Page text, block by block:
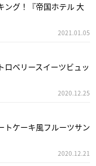
ング！『帝国ホテル 大
2021.01.05
ロベリースイーツビュッ
2020.12.25
トケーキ風フルーツサン
2020.12.21